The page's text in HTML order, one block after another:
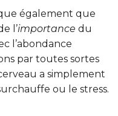
également que
l’importance du
l’abondance
par toutes sortes
a simplement
ou le stress.